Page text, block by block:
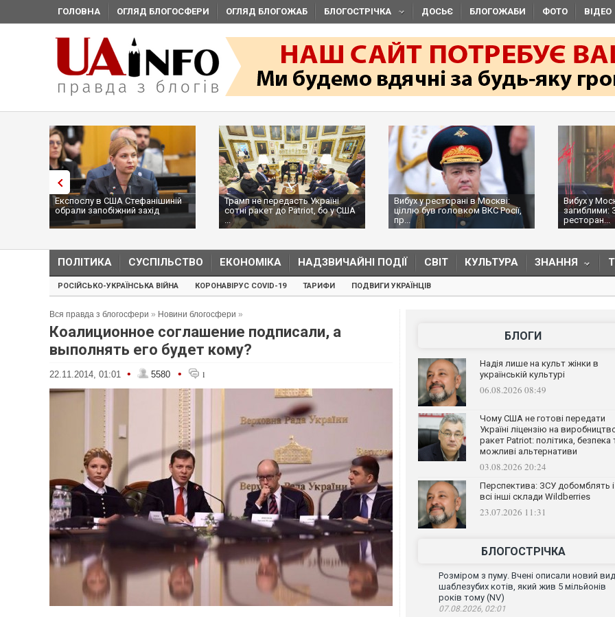
ГОЛОВНА ОГЛЯД БЛОГОСФЕРИ ОГЛЯД БЛОГОЖАБ БЛОГОСТРІЧКА ДОСЬЄ БЛОГОЖАБИ ФОТО ВІДЕО
Експослу в США Стефанішиній
обрали запобіжний захід
Трамп не передасть Україні
сотні ракет до Patriot, бо у США
...
Вибух у ресторані в Москві:
ціллю був головком ВКС Росії,
пр...
Вибух у
загиблими:
ресторан...
ПОЛІТИКА СУСПІЛЬСТВО ЕКОНОМІКА НАДЗВИЧАЙНІ ПОДІЇ СВІТ КУЛЬТУРА ЗНАННЯ
РОСІЙСЬКО-УКРАЇНСЬКА ВІЙНА КОРОНАВІРУС COVID-19 ТАРИФИ ПОДВИГИ УКРАЇНЦІВ
Вся правда з блогосфери » Новини блогосфери »
Коалиционное соглашение подписали, а
выполнять его будет кому?
22.11.2014, 01:01 • 5580 • 1
БЛОГИ
Надія лише на культ жінки в
українській культурі
06.08.2026 08:49
Чому США не готові передати
Україні ліцензію на
ракет Patriot: політика, безпека
можливі альтернативи
03.08.2026 20:24
Перспектива: ЗСУ добомблять і
всі інші склади Wildberries
23.07.2026 11:31
БЛОГОСТРІЧКА
Розміром з пуму. Вчені описали новий вид
шаблезубих котів, який жив 5 мільйонів
років тому (NV)
07.08.2026, 02:01